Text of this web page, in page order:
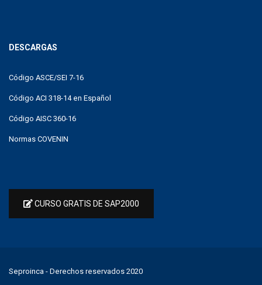
DESCARGAS
Código ASCE/SEI 7-16
Código ACI 318-14 en Español
Código AISC 360-16
Normas COVENIN
CURSO GRATIS DE SAP2000
Seproinca - Derechos reservados 2020